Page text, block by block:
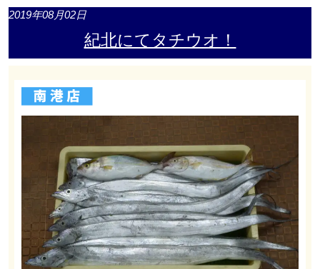
2019年08月02日
紀北にてタチウオ！